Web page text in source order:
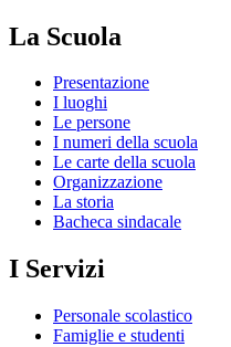
La Scuola
Presentazione
I luoghi
Le persone
I numeri della scuola
Le carte della scuola
Organizzazione
La storia
Bacheca sindacale
I Servizi
Personale scolastico
Famiglie e studenti